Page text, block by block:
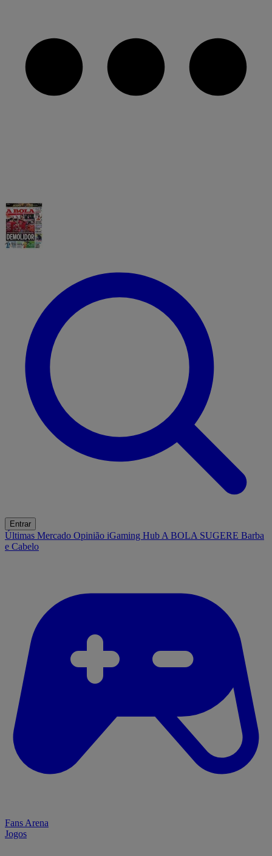
Entrar
Últimas Mercado Opinião iGaming Hub A BOLA SUGERE Barba
e Cabelo
Fans Arena
Jogos